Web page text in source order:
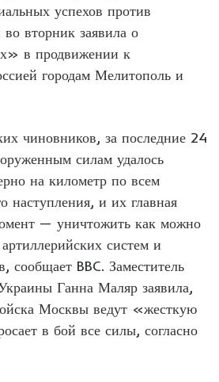
успехов против
вторник заявила о
в продвижении к
городам Мелитополь и
чиновников, за последние 24
силам удалось
на километр по всем
наступления, и их главная
— уничтожить как можно
систем и
сообщает BBC. Заместитель
Ганна Маляр заявила,
Москвы ведут «жесткую
в бой все силы, согласно